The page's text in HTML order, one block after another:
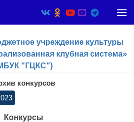
учреждение культуры
клубная система»
"ГЦКС")
конкурсов
Конкурсы